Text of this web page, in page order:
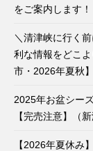
をご案内します！
＼清津峡に行く
利な情報をどこ
市・2026年夏秋】
2025年お盆シー
【完売注意】（
【2026年夏休み